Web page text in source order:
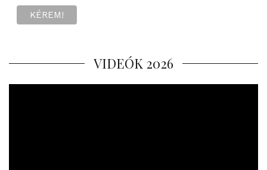
VIDEÓK 2026